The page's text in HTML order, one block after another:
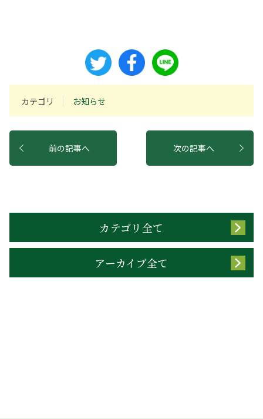
カテゴリ お知らせ
前の記事へ 次の記事へ
カテゴリ全て
アーカイブ全て